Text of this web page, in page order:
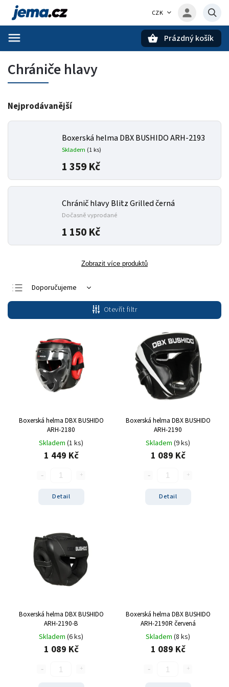
CZK
Prázdný košík
Chrániče hlavy
Nejprodávanější
Boxerská helma DBX BUSHIDO ARH-2193
Skladem (1 ks)
1 359 Kč
Chránič hlavy Blitz Grilled černá
Dočasně vyprodané
1 150 Kč
Zobrazit více produktů
Doporučujeme
Nejlevnější
Nejdražší
Nejprodávanější
Abecedně
Otevřít filtr
Boxerská helma DBX BUSHIDO
ARH-2180
Skladem (1 ks)
1 449 Kč
Detail
Boxerská helma DBX BUSHIDO
ARH-2190
Skladem (9 ks)
1 089 Kč
Detail
Boxerská helma DBX BUSHIDO
ARH-2190-B
Skladem (6 ks)
1 089 Kč
Boxerská helma DBX BUSHIDO
ARH-2190R červená
Skladem (8 ks)
1 089 Kč